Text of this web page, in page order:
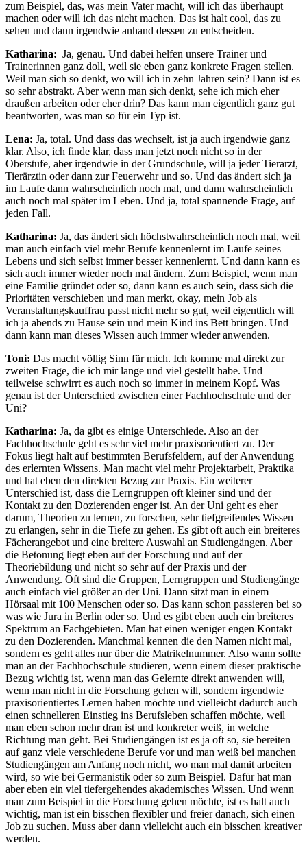
zum Beispiel, das, was mein Vater macht, will ich das überhaupt
machen oder will ich das nicht machen. Das ist halt cool, das zu
sehen und dann irgendwie anhand dessen zu entscheiden.
Katharina: Ja, genau. Und dabei helfen unsere Trainer und
Trainerinnen ganz doll, weil sie eben ganz konkrete Fragen stellen.
Weil man sich so denkt, wo will ich in zehn Jahren sein? Dann ist es
so sehr abstrakt. Aber wenn man sich denkt, sehe ich mich eher
draußen arbeiten oder eher drin? Das kann man eigentlich ganz gut
beantworten, was man so für ein Typ ist.
Lena: Ja, total. Und dass das wechselt, ist ja auch irgendwie ganz
klar. Also, ich finde klar, dass man jetzt noch nicht so in der
Oberstufe, aber irgendwie in der Grundschule, will ja jeder Tierarzt,
Tierärztin oder dann zur Feuerwehr und so. Und das ändert sich ja
im Laufe dann wahrscheinlich noch mal, und dann wahrscheinlich
auch noch mal später im Leben. Und ja, total spannende Frage, auf
jeden Fall.
Katharina: Ja, das ändert sich höchstwahrscheinlich noch mal, weil
man auch einfach viel mehr Berufe kennenlernt im Laufe seines
Lebens und sich selbst immer besser kennenlernt. Und dann kann es
sich auch immer wieder noch mal ändern. Zum Beispiel, wenn man
eine Familie gründet oder so, dann kann es auch sein, dass sich die
Prioritäten verschieben und man merkt, okay, mein Job als
Veranstaltungskauffrau passt nicht mehr so gut, weil eigentlich will
ich ja abends zu Hause sein und mein Kind ins Bett bringen. Und
dann kann man dieses Wissen auch immer wieder anwenden.
Toni: Das macht völlig Sinn für mich. Ich komme mal direkt zur
zweiten Frage, die ich mir lange und viel gestellt habe. Und
teilweise schwirrt es auch noch so immer in meinem Kopf. Was
genau ist der Unterschied zwischen einer Fachhochschule und der
Uni?
Katharina: Ja, da gibt es einige Unterschiede. Also an der
Fachhochschule geht es sehr viel mehr praxisorientiert zu. Der
Fokus liegt halt auf bestimmten Berufsfeldern, auf der Anwendung
des erlernten Wissens. Man macht viel mehr Projektarbeit, Praktika
und hat eben den direkten Bezug zur Praxis. Ein weiterer
Unterschied ist, dass die Lerngruppen oft kleiner sind und der
Kontakt zu den Dozierenden enger ist. An der Uni geht es eher
darum, Theorien zu lernen, zu forschen, sehr tiefgreifendes Wissen
zu erlangen, sehr in die Tiefe zu gehen. Es gibt oft auch ein breiteres
Fächerangebot und eine breitere Auswahl an Studiengängen. Aber
die Betonung liegt eben auf der Forschung und auf der
Theoriebildung und nicht so sehr auf der Praxis und der
Anwendung. Oft sind die Gruppen, Lerngruppen und Studiengänge
auch einfach viel größer an der Uni. Dann sitzt man in einem
Hörsaal mit 100 Menschen oder so. Das kann schon passieren bei so
was wie Jura in Berlin oder so. Und es gibt eben auch ein breiteres
Spektrum an Fachgebieten. Man hat einen weniger engen Kontakt
zu den Dozierenden. Manchmal kennen die den Namen nicht mal,
sondern es geht alles nur über die Matrikelnummer. Also wann sollte
man an der Fachhochschule studieren, wenn einem dieser praktische
Bezug wichtig ist, wenn man das Gelernte direkt anwenden will,
wenn man nicht in die Forschung gehen will, sondern irgendwie
praxisorientiertes Lernen haben möchte und vielleicht dadurch auch
einen schnelleren Einstieg ins Berufsleben schaffen möchte, weil
man eben schon mehr dran ist und konkreter weiß, in welche
Richtung man geht. Bei Studiengängen ist es ja oft so, sie bereiten
auf ganz viele verschiedene Berufe vor und man weiß bei manchen
Studiengängen am Anfang noch nicht, wo man mal damit arbeiten
wird, so wie bei Germanistik oder so zum Beispiel. Dafür hat man
aber eben ein viel tiefergehendes akademisches Wissen. Und wenn
man zum Beispiel in die Forschung gehen möchte, ist es halt auch
wichtig, man ist ein bisschen flexibler und freier danach, sich einen
Job zu suchen. Muss aber dann vielleicht auch ein bisschen kreativer
werden.